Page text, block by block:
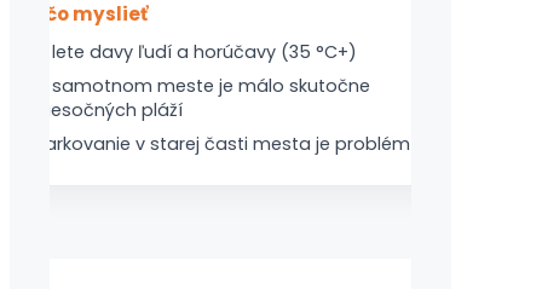
Na čo myslieť
V lete davy ľudí a horúčavy (35 °C+)
V samotnom meste je málo skutočne
piesočných pláží
Parkovanie v starej časti mesta je problém 🔶